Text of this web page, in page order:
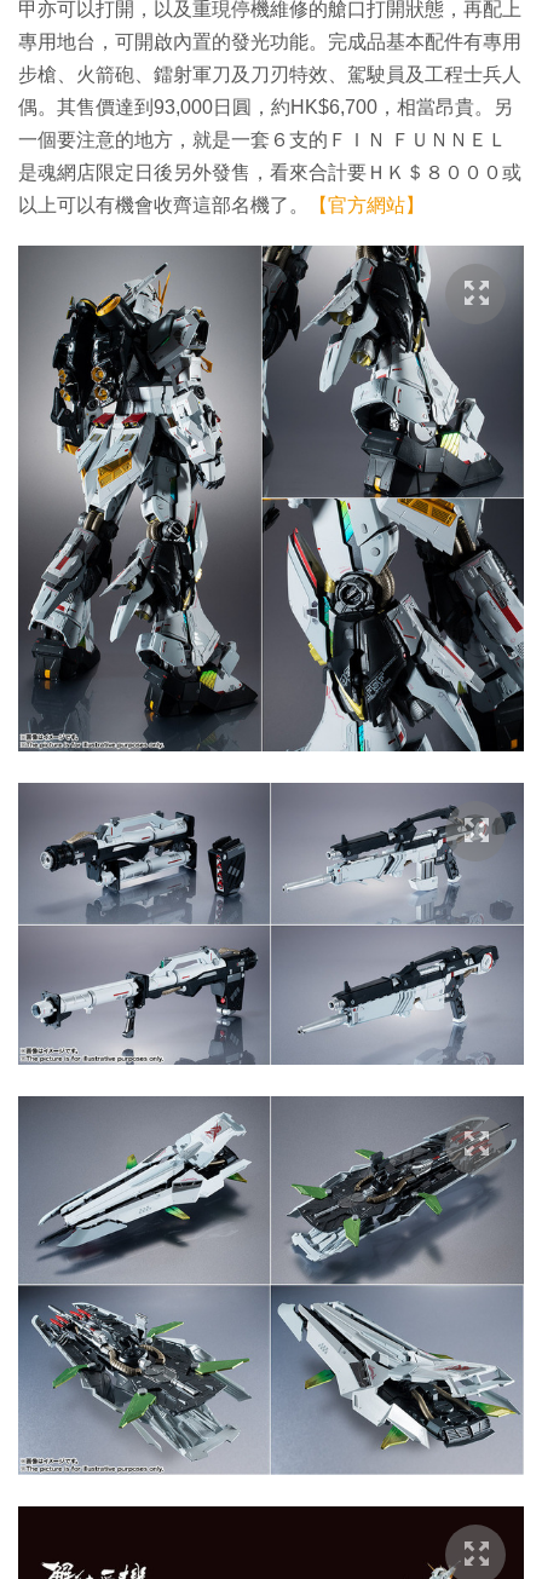
甲亦可以打開，以及重現停機維修的艙口打開狀態，再配上
專用地台，可開啟內置的發光功能。完成品基本配件有專用
步槍、火箭砲、鐳射軍刀及刀刃特效、駕駛員及工程士兵人
偶。其售價達到93,000日圓，約HK$6,700，相當昂貴。另
一個要注意的地方，就是一套６支的ＦＩＮ ＦＵＮＮＥＬ
是魂網店限定日後另外發售，看來合計要ＨＫ＄８０００或
以上可以有機會收齊這部名機了。
【官方網站】